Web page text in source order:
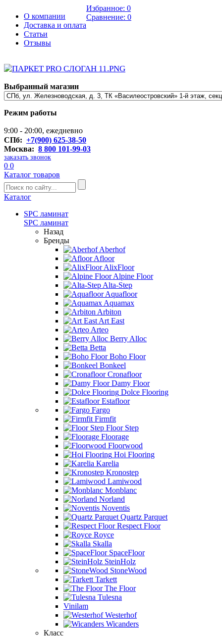
О компании
Доставка и оплата
Статьи
Отзывы
Избранное: 0
Сравнение: 0
Выбранный магазин
Режим работы
9:00 - 20:00, ежедневно
СПб: +7(900) 625-38-50
Москва: 8 800 101-99-03
заказать звонок
0 0
Каталог товаров
Каталог
SPC ламинат
SPC ламинат
Назад
Бренды
Aberhof
Afloor
AlixFloor
Alpine Floor
Alta-Step
Aquafloor
Aquamax
Arbiton
Art East
Arteo
Berry Alloc
Betta
Boho Floor
Bonkeel
Cronafloor
Damy Floor
Dolce Flooring
Estafloor
Fargo
Firmfit
Floor Step
Floorage
Floorwood
Hoi Flooring
Karelia
Kronostep
Lamiwood
Monblanc
Norland
Noventis
Quartz Parquet
Respect Floor
Royce
Skalla
SpaceFloor
SteinHolz
StoneWood
Tarkett
The Floor
Tulesna
Vinilam
Westerhof
Wicanders
Класс